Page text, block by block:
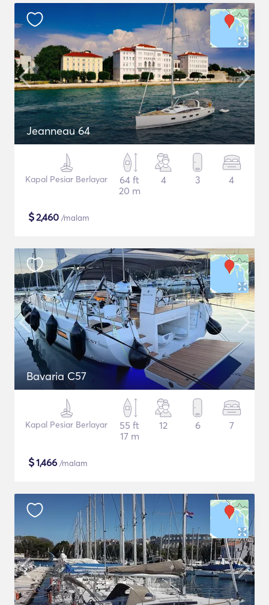
Jeanneau 64
Kapal Pesiar Berlayar
64 ft
20 m
4 3 4
$2,460 /malam
Bavaria C57
Kapal Pesiar Berlayar
55 ft
17 m
12 6 7
$1,466 /malam